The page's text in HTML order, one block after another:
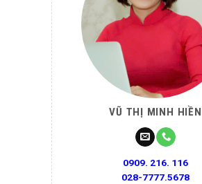
VŨ THỊ MINH HIỀN
0909. 216. 116
028-7777.5678